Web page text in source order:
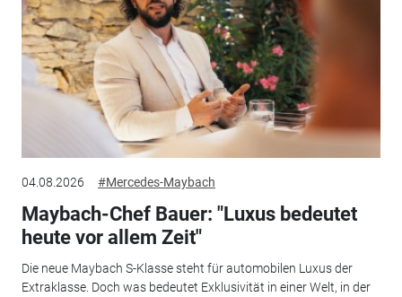
04.08.2026 #Mercedes-Maybach
Maybach-Chef Bauer: "Luxus bedeutet
heute vor allem Zeit"
Die neue Maybach S-Klasse steht für automobilen Luxus der
Extraklasse. Doch was bedeutet Exklusivität in einer Welt, in der